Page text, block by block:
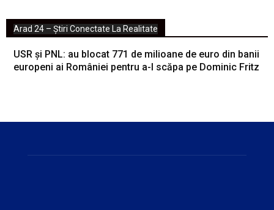
Arad 24 – Știri Conectate La Realitate
USR și PNL: au blocat 771 de milioane de euro din banii
europeni ai României pentru a-l scăpa pe Dominic Fritz